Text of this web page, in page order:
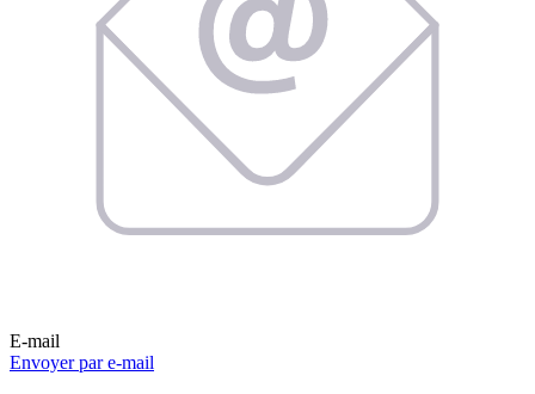
E-mail
Envoyer par e-mail